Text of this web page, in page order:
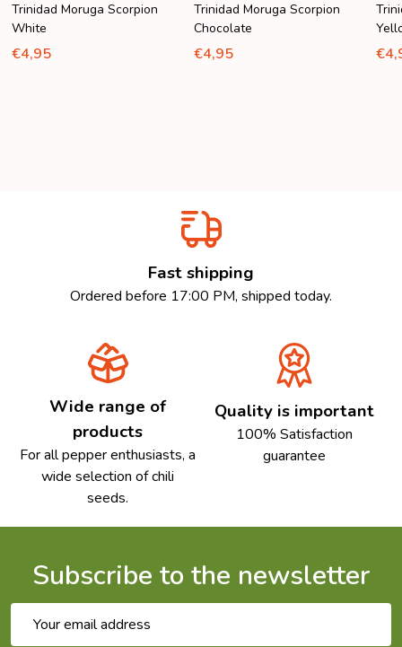
Trinidad Moruga Scorpion
White
€4,95
Trinidad Moruga Scorpion
Chocolate
€4,95
Fast shipping
Ordered before 17:00 PM, shipped today.
Wide range of
products
For all pepper enthusiasts, a
wide selection of chili
seeds.
Quality is important
100% Satisfaction
guarantee
Subscribe to the newsletter
Address